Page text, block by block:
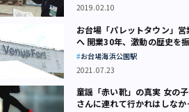
2019.02.10
お台場「パレットタウン」営
へ 開業30年、激動の歴史を
お台場海浜公園駅
2021.07.23
童謡「赤い靴」の真実 女の
さんに連れて行かれはしなか